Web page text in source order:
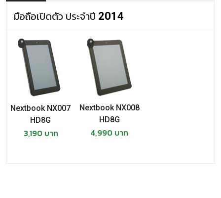
มือถือเปิดตัว ประจำปี 2014
Nextbook NX007
HD8G
3,190 บาท
"
Nextbook NX008
HD8G
4,990 บาท
"